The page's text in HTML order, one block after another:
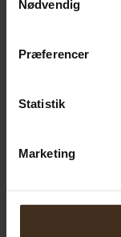
Nødvendig
Præferencer
Statistik
Marketing